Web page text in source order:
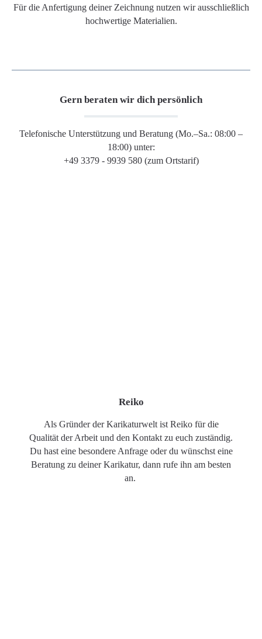
Für die Anfertigung deiner Zeichnung nutzen wir ausschließlich
hochwertige Materialien.
Gern beraten wir dich persönlich
Telefonische Unterstützung und Beratung (Mo.–Sa.: 08:00 –
18:00) unter:
+49 3379 - 9939 580 (zum Ortstarif)
Reiko
Als Gründer der Karikaturwelt ist Reiko für die
Qualität der Arbeit und den Kontakt zu euch zuständig.
Du hast eine besondere Anfrage oder du wünschst eine
Beratung zu deiner Karikatur, dann rufe ihn am besten
an.